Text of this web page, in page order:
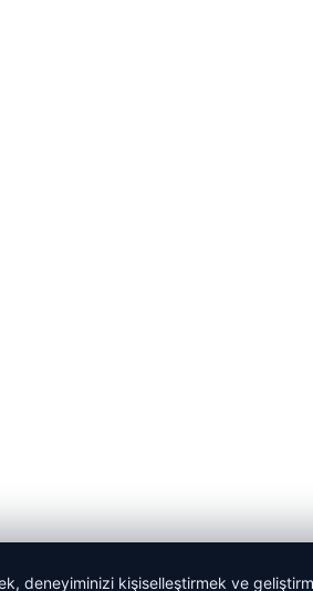
deneyiminizi kişiselleştirmek ve